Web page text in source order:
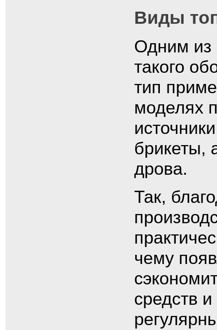
Виды
Одним из
такого
тип
моделях
брикеты,
дрова.
Так,
чему
средств